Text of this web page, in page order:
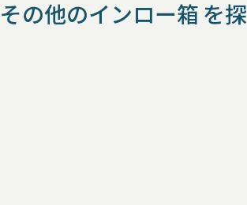
その他のインロー箱 を